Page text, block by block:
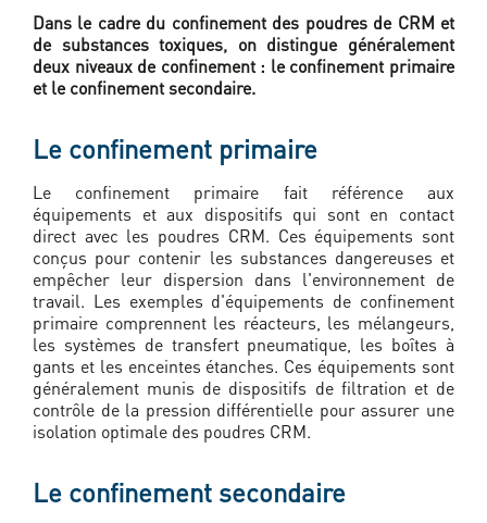
Dans le cadre du confinement des poudres de CRM et
de substances toxiques, on distingue généralement
deux niveaux de confinement : le confinement primaire
et le confinement secondaire.
Le confinement primaire
Le confinement primaire fait référence aux
équipements et aux dispositifs qui sont en contact
direct avec les poudres CRM. Ces équipements sont
conçus pour contenir les substances dangereuses et
empêcher leur dispersion dans l'environnement de
travail. Les exemples d'équipements de confinement
primaire comprennent les réacteurs, les mélangeurs,
les systèmes de transfert pneumatique, les boîtes à
gants et les enceintes étanches. Ces équipements sont
généralement munis de dispositifs de filtration et de
contrôle de la pression différentielle pour assurer une
isolation optimale des poudres CRM.
Le confinement secondaire